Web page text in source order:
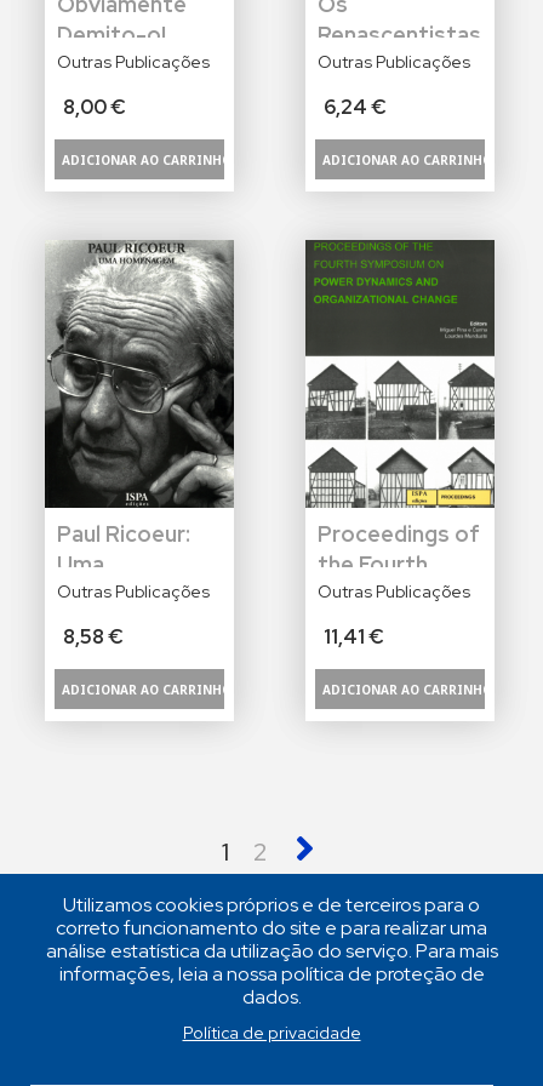
Demito-o!
Outras Publicações
8,00 €
Renascentistas
Outras Publicações
6,24 €
Paul Ricoeur:
Uma
Homenagem
Outras Publicações
8,58 €
Proceedings of
the Fourth
Symposium on
Power
Dynamics and
Organizational
Change
Outras Publicações
11,41 €
Página
atual
1 Página
2
Próxima
página
© 2026 | ISPA - Instituto Universitário
Utilizamos cookies próprios e de terceiros para o
correto funcionamento do site e para realizar uma
análise estatística da utilização do serviço. Para mais
informações, leia a nossa política de proteção de
dados.
Política de privacidade